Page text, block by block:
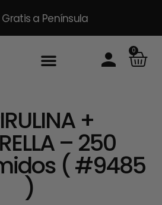
Gratis a Península
0
+
– 250
( #9485
)